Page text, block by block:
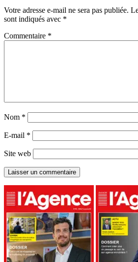
Votre adresse e-mail ne sera pas publiée.
sont indiqués avec *
Commentaire *
Nom *
E-mail *
Site web